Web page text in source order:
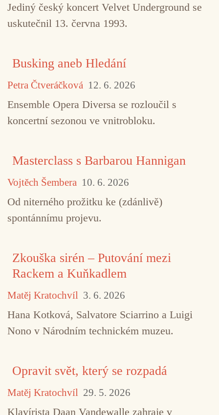
Jediný český koncert Velvet Underground se
uskutečnil 13. června 1993.
Busking aneb Hledání
Petra Čtveráčková 12. 6. 2026
Ensemble Opera Diversa se rozloučil s
koncertní sezonou ve vnitrobloku.
Masterclass s Barbarou Hannigan
Vojtěch Šembera 10. 6. 2026
Od niterného prožitku ke (zdánlivě)
spontánnímu projevu.
Zkouška sirén – Putování mezi
Rackem a Kuňkadlem
Matěj Kratochvíl 3. 6. 2026
Hana Kotková, Salvatore Sciarrino a Luigi
Nono v Národním technickém muzeu.
Opravit svět, který se rozpadá
Matěj Kratochvíl 29. 5. 2026
Klavírista Daan Vandewalle zahraje v